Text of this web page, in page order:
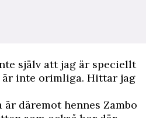
själv att jag är speciellt
är inte orimliga. Hittar jag
är däremot hennes Zambo